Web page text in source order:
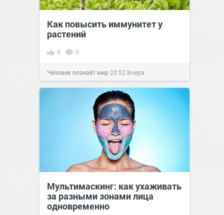
Как повысить иммунитет у
растений
0 0
Человек познаёт мир 20:52 Вчера
Мультимаскинг: как ухаживать
за разными зонами лица
одновременно